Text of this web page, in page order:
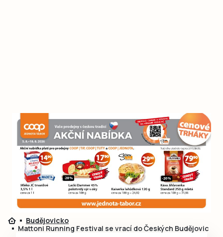
Budějovicko
Mattoni Running Festival se vrací do Českých Budějovic